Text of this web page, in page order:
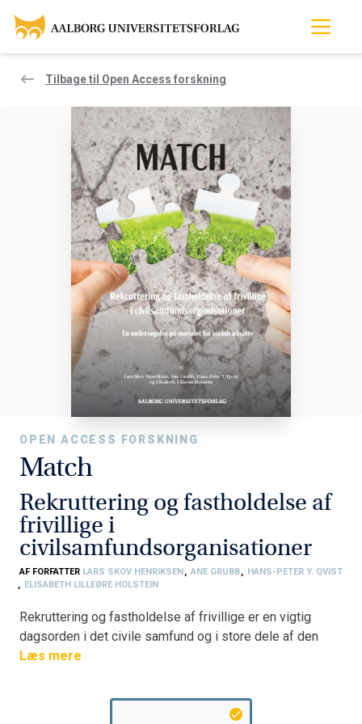
Tilbage til Open Access forskning
OPEN ACCESS FORSKNING
Match
Rekruttering og fastholdelse af
frivillige i
civilsamfundsorganisationer
AF FORFATTER LARS SKOV HENRIKSEN, ANE GRUBB, HANS-PETER Y. QVIST
, ELISABETH LILLEØRE HOLSTEIN
Rekruttering og fastholdelse af frivillige er en vigtig
dagsorden i det civile samfund og i store dele af den
offentlige sektor, hvor der samarbejdes med frivillige
frivillige steget, hvilket har gjort rekruttering og
fastholdelse til et vigtigere spørgsmål.
Læs mere